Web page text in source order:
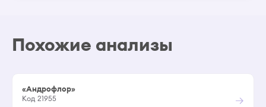
Похожие анализы
«Андрофлор»
Код 21955 →